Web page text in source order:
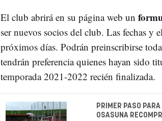
El club abrirá en su página web un
ser nuevos socios del club. Las fechas y
próximos días. Podrán preinscribirse
tendrán preferencia quienes hayan sido
temporada 2021-2022 recién finalizada.
PRIMER PASO
OSASUNA